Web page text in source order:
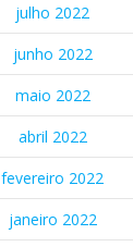
julho 2022
junho 2022
maio 2022
abril 2022
fevereiro 2022
janeiro 2022